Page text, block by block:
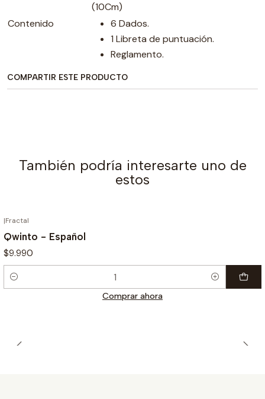
(10Cm)
Contenido
6 Dados.
1 Libreta de puntuación.
Reglamento.
COMPARTIR ESTE PRODUCTO
También podría interesarte uno de
estos
|Fractal
Qwinto - Español
$9.990
Cantidad
Comprar ahora